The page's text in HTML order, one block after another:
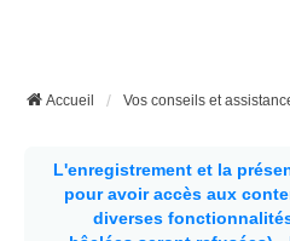
Accueil Vos conseils et
L'enregistrement et la
pour avoir accès aux
diverses